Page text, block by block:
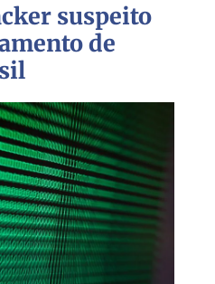
suspeito
de